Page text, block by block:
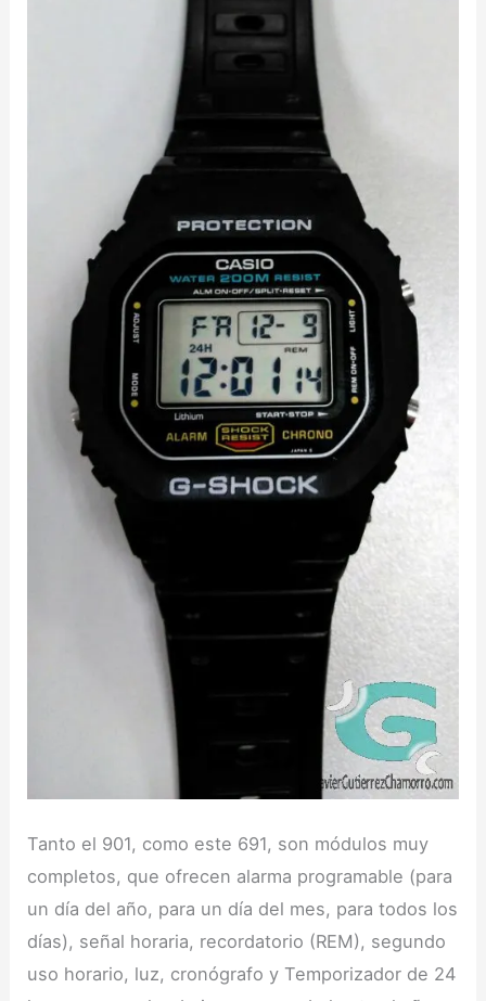
Tanto el 901, como este 691, son módulos muy
completos, que ofrecen alarma programable (para
un día del año, para un día del mes, para todos los
días), señal horaria, recordatorio (REM), segundo
uso horario, luz, cronógrafo y Temporizador de 24